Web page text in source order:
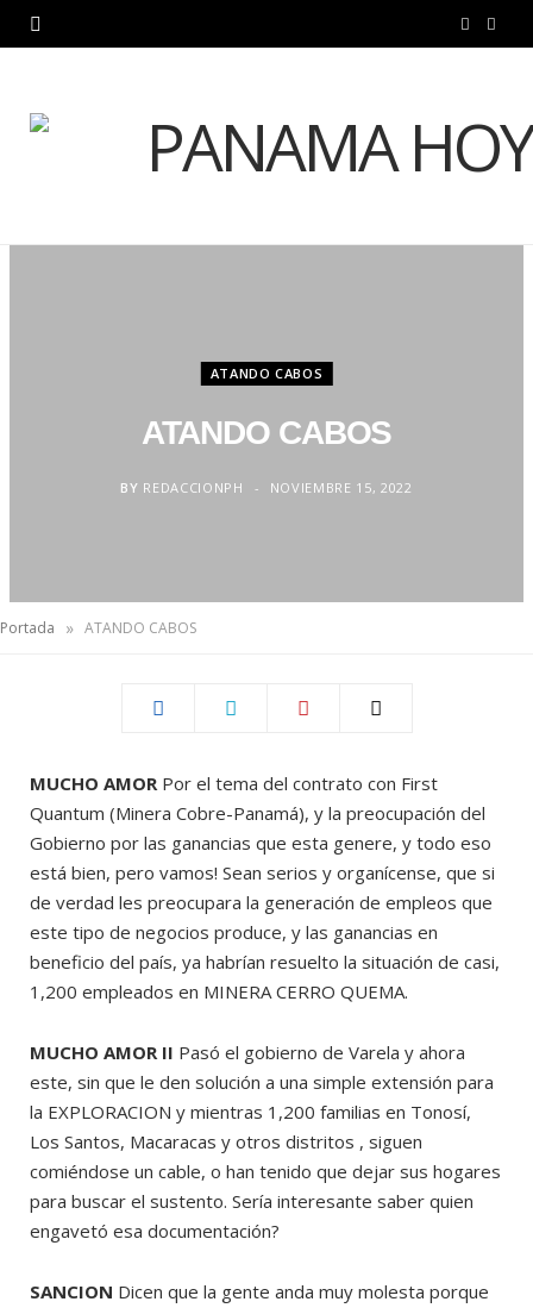
e w
ATANDO CABOS
ATANDO CABOS
BY REDACCIONPH NOVIEMBRE 15, 2022
Portada » ATANDO CABOS
MUCHO AMORPor el tema del contrato con First
Quantum (Minera Cobre-Panamá), y la preocupación del
Gobierno por las ganancias que esta genere, y todo eso
está bien, pero vamos! Sean serios y organícense, que si
de verdad les preocupara la generación de empleos que
este tipo de negocios produce, y las ganancias en
beneficio del país, ya habrían resuelto la situación de casi,
1,200 empleados en MINERA CERRO QUEMA.
MUCHO AMOR II Pasó el gobierno de Varela y ahora
este, sin que le den solución a una simple extensión para
la EXPLORACION y mientras 1,200 familias en Tonosí,
Los Santos, Macaracas y otros distritos , siguen
comiéndose un cable, o han tenido que dejar sus hogares
para buscar el sustento. Sería interesante saber quien
engavetó esa documentación?
SANCION Dicen que la gente anda muy molesta porque